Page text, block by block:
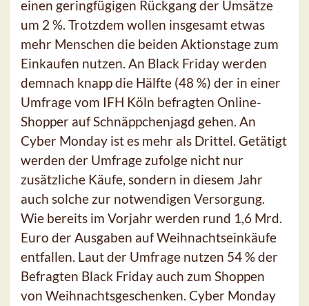
einen geringfügigen Rückgang der Umsätze
um 2 %. Trotzdem wollen insgesamt etwas
mehr Menschen die beiden Aktionstage zum
Einkaufen nutzen. An Black Friday werden
demnach knapp die Hälfte (48 %) der in einer
Umfrage vom IFH Köln befragten Online-
Shopper auf Schnäppchenjagd gehen. An
Cyber Monday ist es mehr als Drittel. Getätigt
werden der Umfrage zufolge nicht nur
zusätzliche Käufe, sondern in diesem Jahr
auch solche zur notwendigen Versorgung.
Wie bereits im Vorjahr werden rund 1,6 Mrd.
Euro der Ausgaben auf Weihnachtseinkäufe
entfallen. Laut der Umfrage nutzen 54 % der
Befragten Black Friday auch zum Shoppen
von Weihnachtsgeschenken. Cyber Monday